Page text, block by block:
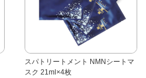
スパトリートメント NMNシートマ
スク 21ml×4枚